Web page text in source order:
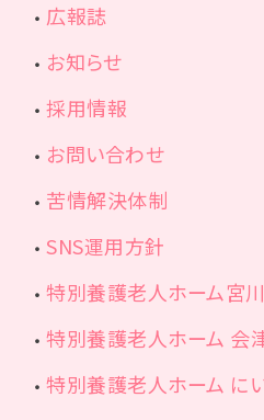
広報誌
お知らせ
採用情報
お問い合わせ
苦情解決体制
SNS運用方針
特別養護老人ホーム宮
特別養護老人ホーム 会
特別養護老人ホーム に